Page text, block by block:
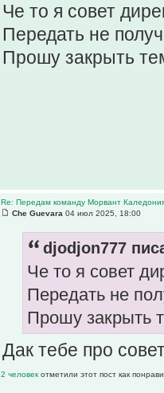
Че то я совет
Передать не
Прошу закрыть
Re: Передам команду Морвант
Che Guevara 04 июл 2025, 18:00
djodjon777
Че то я совет
Передать не
Прошу закрыть
Дак тебе про
2 человек отметили этот пост как